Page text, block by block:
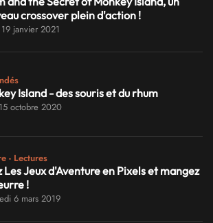
crossover plein d'action !
janvier 2021
Island - des souris et du rhum
octobre 2020
- Lectures
Les Jeux d'Aventure en Pixels et mangez
!
6 mars 2019